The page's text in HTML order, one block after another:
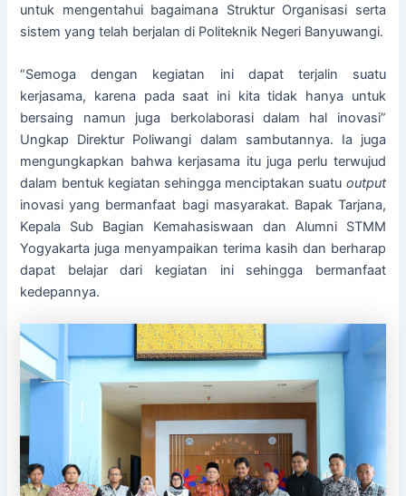
untuk mengentahui bagaimana Struktur Organisasi serta
sistem yang telah berjalan di Politeknik Negeri Banyuwangi.
“Semoga dengan kegiatan ini dapat terjalin suatu
kerjasama, karena pada saat ini kita tidak hanya untuk
bersaing namun juga berkolaborasi dalam hal inovasi”
Ungkap Direktur Poliwangi dalam sambutannya. Ia juga
mengungkapkan bahwa kerjasama itu juga perlu terwujud
dalam bentuk kegiatan sehingga menciptakan suatu output
inovasi yang bermanfaat bagi masyarakat. Bapak Tarjana,
Kepala Sub Bagian Kemahasiswaan dan Alumni STMM
Yogyakarta juga menyampaikan terima kasih dan berharap
dapat belajar dari kegiatan ini sehingga bermanfaat
kedepannya.